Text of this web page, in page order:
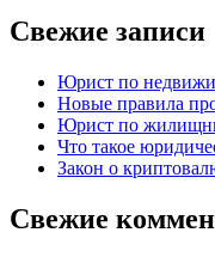
Свежие записи
Юрист по
Новые правила
Юрист по
Что такое
Закон о
Свежие